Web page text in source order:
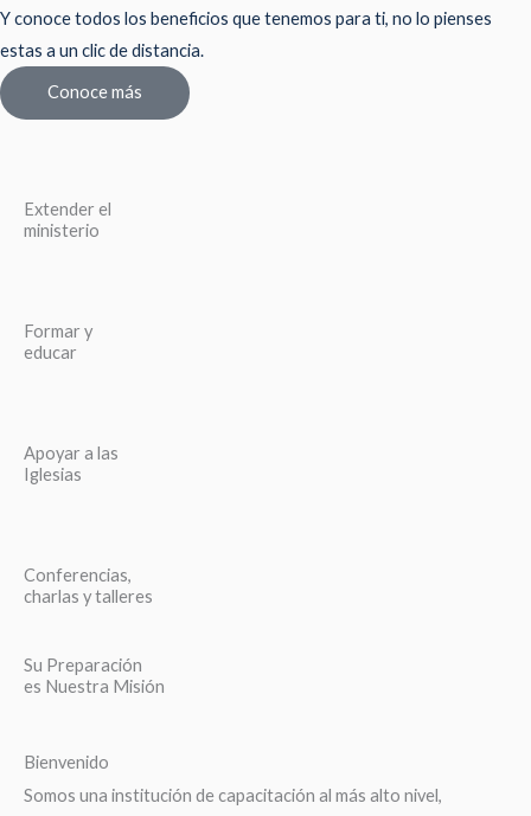
Y conoce todos los beneficios que tenemos para ti, no lo pienses
estas a un clic de distancia.
Conoce más
Extender el
ministerio
Formar y
educar
Apoyar a las
Iglesias
Conferencias,
charlas y talleres
Su Preparación
es Nuestra Misión
Bienvenido
Somos una institución de capacitación al más alto nivel,